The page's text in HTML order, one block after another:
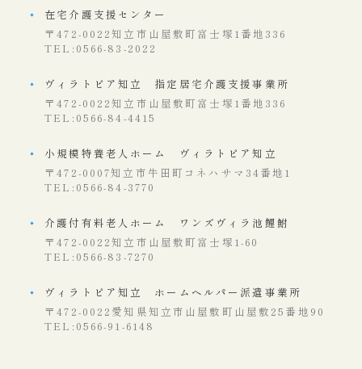
在宅介護支援センター
〒472-0022知立市山屋敷町富士塚1番地336
TEL:0566-83-2022
ヴィラトピア知立 指定居宅介護支援事業所
〒472-0022知立市山屋敷町富士塚1番地336
TEL:0566-84-4415
小規模特養老人ホーム ヴィラトピア知立
〒472-0007知立市牛田町コネハサマ34番地1
TEL:0566-84-3770
介護付有料老人ホーム ワンズヴィラ池鯉鮒
〒472-0022知立市山屋敷町富士塚1-60
TEL:0566-83-7270
ヴィラトピア知立 ホームヘルパー派遣事業所
〒472-0022愛知県知立市山屋敷町山屋敷25番地90
TEL:0566-91-6148